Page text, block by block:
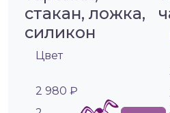
стакан, ложка,
силикон
Цвет
2 980 ₽